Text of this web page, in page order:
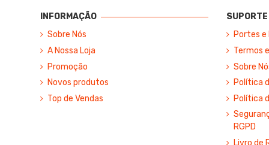
INFORMAÇÃO
Sobre Nós
A Nossa Loja
Promoção
Novos produtos
Top de Vendas
Portes e
Termos
Sobre
Política
Política
RGPD
Livro de